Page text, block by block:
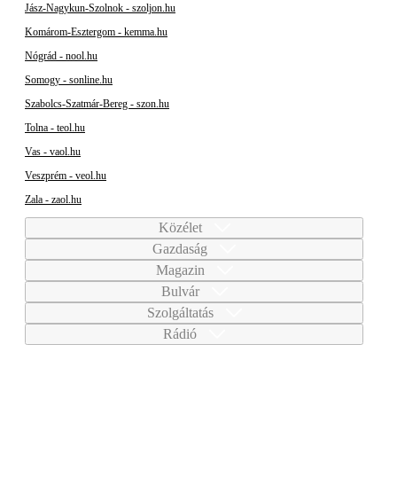
Jász-Nagykun-Szolnok - szoljon.hu
Komárom-Esztergom - kemma.hu
Nógrád - nool.hu
Somogy - sonline.hu
Szabolcs-Szatmár-Bereg - szon.hu
Tolna - teol.hu
Vas - vaol.hu
Veszprém - veol.hu
Zala - zaol.hu
Közélet
Gazdaság
Magazin
Bulvár
Szolgáltatás
Rádió